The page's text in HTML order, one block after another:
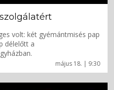
május 18. | 9:30
volt: két gyémántmisés pap
délelőtt a